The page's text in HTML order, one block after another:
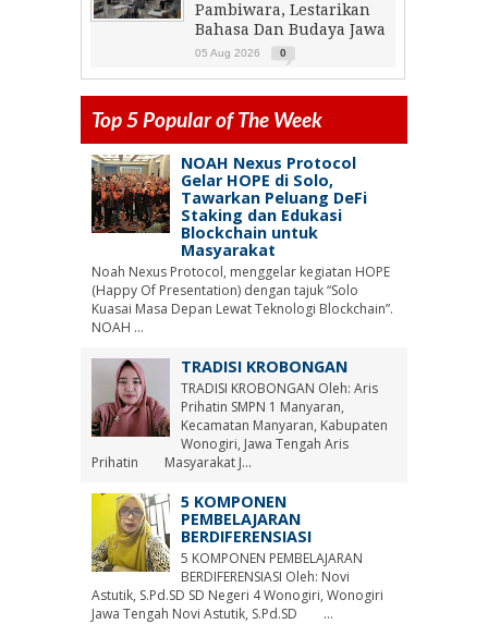
Pambiwara, Lestarikan
Bahasa Dan Budaya Jawa
05 Aug 2026 0
Top 5 Popular of The Week
NOAH Nexus Protocol
Gelar HOPE di Solo,
Tawarkan Peluang DeFi
Staking dan Edukasi
Blockchain untuk
Masyarakat
Noah Nexus Protocol, menggelar kegiatan HOPE
(Happy Of Presentation) dengan tajuk “Solo
Kuasai Masa Depan Lewat Teknologi Blockchain”.
NOAH ...
TRADISI KROBONGAN
TRADISI KROBONGAN Oleh: Aris
Prihatin SMPN 1 Manyaran,
Kecamatan Manyaran, Kabupaten
Wonogiri, Jawa Tengah Aris
Prihatin Masyarakat J...
5 KOMPONEN
PEMBELAJARAN
BERDIFERENSIASI
5 KOMPONEN PEMBELAJARAN
BERDIFERENSIASI Oleh: Novi
Astutik, S.Pd.SD SD Negeri 4 Wonogiri, Wonogiri
Jawa Tengah Novi Astutik, S.Pd.SD ...